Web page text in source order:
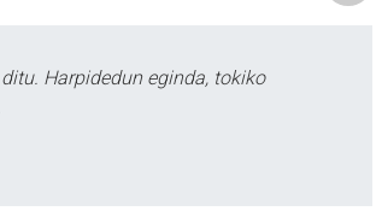
Harpidedun eginda, tokiko